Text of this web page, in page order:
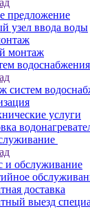
предложение
узел ввода воды
монтаж
водоснабжения
систем
услуги
и обслуживание
доставка
выезд